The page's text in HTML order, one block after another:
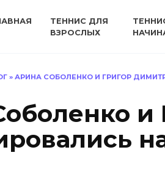
ТЕННИС ДЛЯ
ВЗРОСЛЫХ
» АРИНА СОБОЛЕНКО И ГРИГОР
и